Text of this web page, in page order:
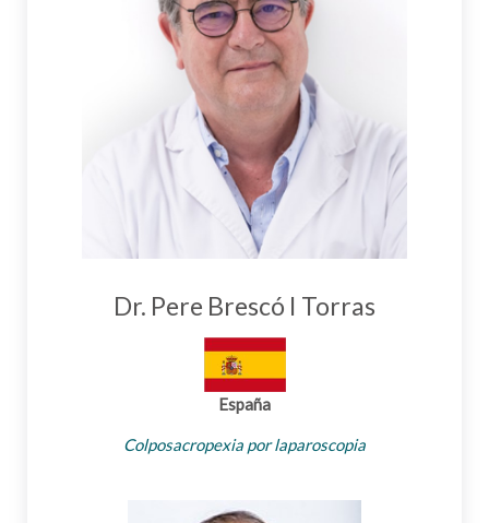
Dr. Pere Brescó I Torras
España
Colposacropexia por laparoscopia